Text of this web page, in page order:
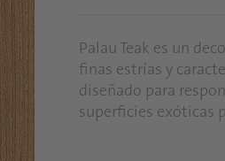
Palau Teak es un
finas estrías y
diseñado para
superficies exóticas